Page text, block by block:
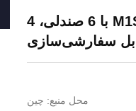
کارت گلف برقی نقره‌ای خاکستری M1S4+2 با 6 صندلی، 4
محل منبع: چین